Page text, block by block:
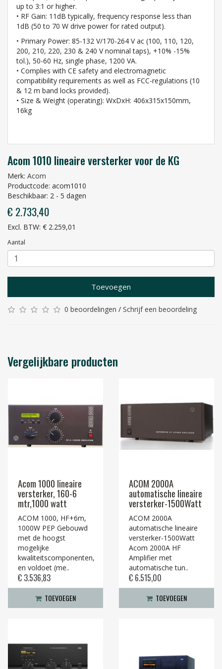
up to 3:1 or higher.
• RF Gain: 11dB typically, frequency response less than
1dB (50 to 70 W drive power for rated output).
• Primary Power: 85-132 V/170-264 V ac (100, 110, 120,
200, 210, 220, 230 & 240 V nominal taps), +10% -15%
tol.), 50-60 Hz, single phase, 1200 VA.
• Complies with CE safety and electromagnetic
compatibility requirements as well as FCC-regulations (10
& 12 m band locks provided).
• Size & Weight (operating): WxDxH: 406x315x150mm,
16kg
Acom 1010 lineaire versterker voor de KG
Merk: Acom
Productcode: acom1010
Beschikbaar: 2 - 5 dagen
€ 2.733,40
Excl. BTW: € 2.259,01
Aantal
Toevoegen
0 beoordelingen / Schrijf een beoordeling
Vergelijkbare producten
Acom 1000 lineaire
versterker, 160-6
mtr,1000 watt
ACOM 1000, HF+6m,
1000W PEP Gebouwd
met de hoogst
mogelijke
kwaliteitscomponenten,
en voldoet (me..
€ 3.536,83
TOEVOEGEN
ACOM 2000A
automatische lineaire
versterker-1500Watt
ACOM 2000A
automatische lineaire
versterker-1500Watt
Acom 2000A HF
Amplifier met
automatische tun..
€ 6.515,00
TOEVOEGEN